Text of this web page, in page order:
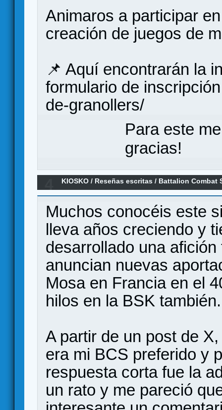
Animaros a participar
creación de juegos de
📌 Aquí encontrarán la
formulario de
de-granollers/
Para este
gracias!
KIOSKO / Reseñas escritas / Battalion Combat
personal.
Muchos conocéis este
lleva años creciendo y
desarrollado una
anuncian nuevas
Mosa en Francia en el
hilos en la BSK también.
A partir de un post de
era mi BCS preferido y
respuesta corta fue la
un rato y me pareció